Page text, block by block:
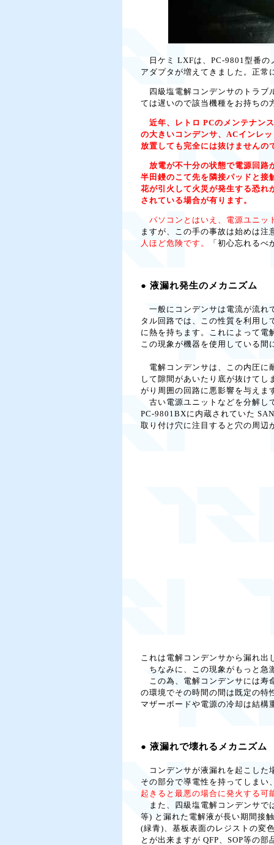
日ケミ LXFは、PC-9801型番の
アダプタが増えてきました。正常
四級塩電解コンデンサのトラブ
ては遅いので該当機種をお持ちの
近年、レトロ PCのメンテナン
の大きいコンデンサ、ACインレ
放置しても完全には抜けませんの
放電が不十分の状態で電源回路
半田鏝のこて先を隣接パッドと接
花が引火して火災が発生する恐れ
されている場合が有ります。
パソコンとはいえ、電源ユニッ
ますが、この手の事故は始めは
人ほど危険です。
「初心忘れる
● 液漏れ発生のメカニズム
一般にコンデンサは電流が流れ
タル回路では、この性質を利用
に熱を持ちます。これによって
この現象が機器を使用している間
電解コンデンサは、この内圧に
して隙間があいたり底が抜けて
がり周囲の回路に悪影響を与えま
古い電源ユニットなどを分解し
PC-9801BXに内蔵されていた
取り付け穴に注目すると穴の周辺
これは電解コンデンサから漏れ出
ちなみに、この現象がもっと急
この為、電解コンデンサには寿
の環境でその時間の間は既定の特
マザーボードや電源の冷却は結構
● 液漏れで壊れるメカニズム
コンデンサが液漏れを起こした
その部分で導電性を持ってしま
起きると最悪の場合に発火する可
また、四級塩電解コンデンサで
等) と漏れた電解液が長い期間接
(緑青)、基板表面のレジストの変
とが出来ますが QFP、SOP等の